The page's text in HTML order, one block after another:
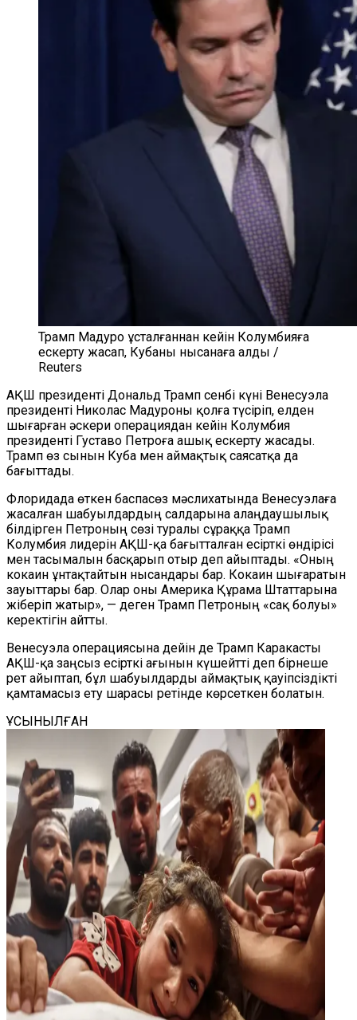
Трамп Мадуро ұсталғаннан кейін Колумбияға
ескерту жасап, Кубаны нысанаға алды /
Reuters
АҚШ президенті Дональд Трамп сенбі күні Венесуэла
президенті Николас Мадуроны қолға түсіріп, елден
шығарған әскери операциядан кейін Колумбия
президенті Густаво Петроға ашық ескерту жасады.
Трамп өз сынын Куба мен аймақтық саясатқа да
бағыттады.
Флоридада өткен баспасөз мәслихатында Венесуэлаға
жасалған шабуылдардың салдарына алаңдаушылық
білдірген Петроның сөзі туралы сұраққа Трамп
Колумбия лидерін АҚШ-қа бағытталған есірткі өндірісі
мен тасымалын басқарып отыр деп айыптады. «Оның
кокаин ұнтақтайтын нысандары бар. Кокаин шығаратын
зауыттары бар. Олар оны Америка Құрама Штаттарына
жіберіп жатыр», — деген Трамп Петроның «сақ болуы»
керектігін айтты.
Венесуэла операциясына дейін де Трамп Каракасты
АҚШ-қа заңсыз есірткі ағынын күшейтті деп бірнеше
рет айыптап, бұл шабуылдарды аймақтық қауіпсіздікті
қамтамасыз ету шарасы ретінде көрсеткен болатын.
ҰСЫНЫЛҒАН